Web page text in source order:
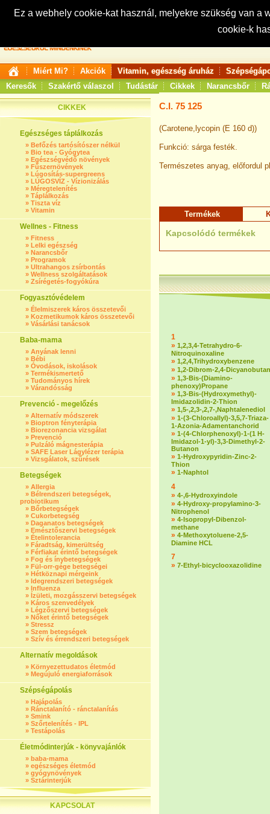
Ez a webhely cookie-kat használ, melyekre szükség van
cookie-k
Keresés:
Miért Mi? Akciók Vitamin, egészség áruház
Keresők
Szakértő válaszol Tudástár Cikkek Narancsbőr
CIKKEK
Egészséges táplálkozás
» Befőzés tartósítószer nélkül
» Bio tea - Gyógytea
» Egészségvédő növények
» Fűszernövények
» Lúgosítás-supergreens
» LÚGOSVÍZ - Vízionizálás
» Méregtelenítés
» Táplálkozás
» Tiszta víz
» Vitamin
Wellnes - Fitness
» Fitness
» Lelki egészség
» Narancsbőr
» Programok
» Ultrahangos zsírbontás
» Wellness szolgáltatások
» Zsírégetés-fogyókúra
Fogyasztóvédelem
» Élelmiszerek káros összetevői
» Kozmetikumok káros összetevői
» Vásárlási tanácsok
Baba-mama
» Anyának lenni
» Bébi
» Óvodások, iskolások
» Termékismertető
» Tudományos hírek
» Várandósság
Prevenció - megelőzés
» Alternatív módszerek
» Bioptron fényterápia
» Biorezonancia vizsgálat
» Prevenció
» Pulzáló mágnesterápia
» SAFE Laser Lágylézer terápia
» Vizsgálatok, szűrések
Betegségek
» Allergia
» Bélrendszeri betegségek,
probiotikum
» Bőrbetegségek
» Cukorbetegség
» Daganatos betegségek
» Emésztőszervi betegségek
» Ételintolerancia
» Fáradtság, kimerültség
» Férfiakat érintő betegségek
» Fog és ínybetegségek
» Fül-orr-gége betegségei
» Hétköznapi mérgeink
» Idegrendszeri betegségek
» Influenza
» Ízületi, mozgásszervi betegségek
» Káros szenvedélyek
» Légzőszervi betegségek
» Nőket érintő betegségek
» Stressz
» Szem betegségek
» Szív és érrendszeri betegségek
Alternatív megoldások
» Környezettudatos életmód
» Megújuló energiaforrások
Szépségápolás
» Hajápolás
» Ránctalanító - ránctalanítás
» Smink
» Szőrtelenítés - IPL
» Testápolás
Életmódinterjúk - könyvajánlók
» baba-mama
» egészséges életmód
» gyógynövények
» Sztárinterjúk
KAPCSOLAT
C.I. 75 125
(Carotene,lycopin (E 160 d))
Funkció: sárga festék.
Természetes anyag, előfordul
Termékek
Kapcsolódó termékek
1
» 1,2,3,4-Tetrahydro-6-
Nitroquinoxaline
» 1,2,4,Trihydroxybenzene
» 1,2-Dibrom-2,4-Dicyanobutan
» 1,3-Bis-(Diamino-
phenoxy)Propane
» 1,3-Bis-(Hydroxymethyl)-
Imidazolidin-2-Thion
» 1,5-,2,3-,2,7-,Naphtalenediol
» 1-(3-Chloroallyl)-3,5,7-Triaza-
1-Azonia-Adamentanchorid
» 1-(4-Chlorphenoxyl)-1-(1 H-
Imidazol-1-yl)-3,3-Dimethyl-2-
Butanon
» 1-Hydroxypyridin-Zinc-2-
Thion
» 1-Naphtol
4
» 4-,6-Hydroxyindole
» 4-Hydroxy-propylamino-3-
Nitrophenol
» 4-Isopropyl-Dibenzol-
methane
» 4-Methoxytoluene-2,5-
Diamine HCL
7
» 7-Ethyl-bicyclooxazolidine